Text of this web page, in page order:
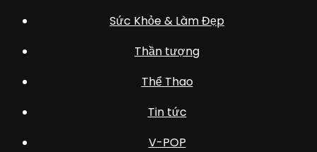
Sức Khỏe & Làm Đẹp
Thần tượng
Thể Thao
Tin tức
V-POP